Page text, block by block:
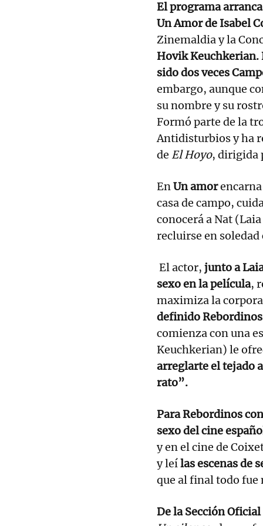
El programa
Un Amor de Isabel
Zinemaldia y la
Hovik Keuchkerian.
sido dos veces
embargo, aunque
su nombre y su
Formó parte de la
Antidisturbios y ha
de El Hoyo, dirigida
EnUn amor
casa de campo,
conocerá a Nat
recluirse en soledad
El actor, junto a
sexo en la película,
maximiza la
definido
comienza con una
Keuchkerian) le
arreglarte el tejado
rato”.
Para Rebordinos
sexo del cine
y en el cine de
y leílas escenas de
que al final todo
De la Sección